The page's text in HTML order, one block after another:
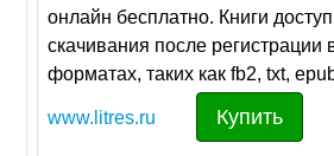
онлайн бесплатно. Книги
скачивания после регистрации
форматах, таких как fb2, txt,
www.litres.ru Купить